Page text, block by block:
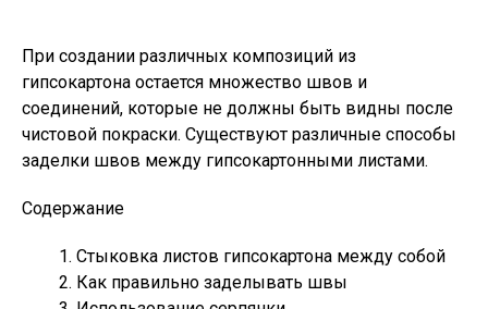
При создании различных композиций из
гипсокартона остается множество швов и
соединений, которые не должны быть видны после
чистовой покраски. Существуют различные способы
заделки швов между гипсокартонными листами.
Содержание
Стыковка листов гипсокартона между собой
Как правильно заделывать швы